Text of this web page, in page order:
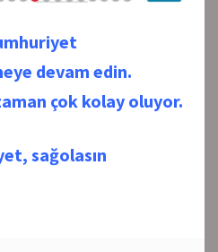
devam edin.
çok kolay oluyor.
sağolasın